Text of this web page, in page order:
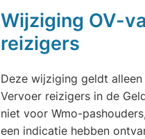
Wijziging OV-
reizigers
Deze wijziging geldt
Vervoer reizigers in de
niet voor Wmo-
een indicatie hebben